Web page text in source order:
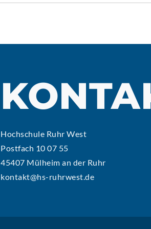
Hochschule Ruhr West
Postfach 10 07 55
45407 Mülheim an der Ruhr
kontakt@hs-ruhrwest.de